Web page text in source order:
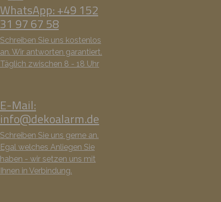
WhatsApp: +49 152
31 97 67 58
Schreiben Sie uns kostenlos
an. Wir antworten garantiert.
Täglich zwischen 8 - 18 Uhr
E-Mail:
info@dekoalarm.de
Schreiben Sie uns gerne an.
Egal welches Anliegen Sie
haben - wir setzen uns mit
Ihnen in Verbindung.